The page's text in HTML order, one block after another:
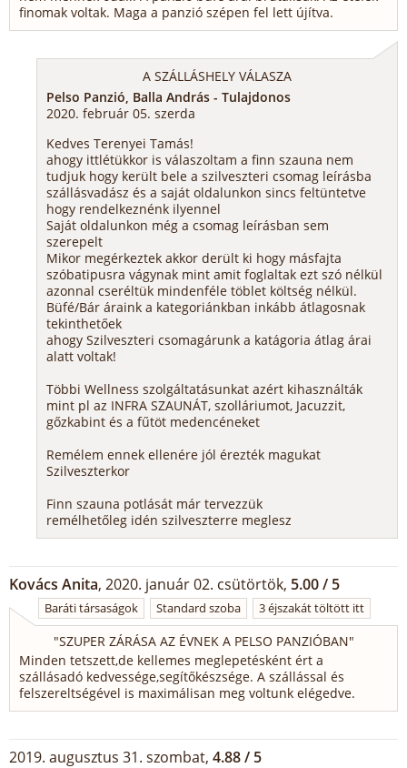
finomak voltak. Maga a panzió szépen fel lett újítva.
A SZÁLLÁSHELY VÁLASZA
Pelso Panzió, Balla András - Tulajdonos
2020. február 05. szerda
Kedves Terenyei Tamás!
ahogy ittlétükkor is válaszoltam a finn szauna nem
tudjuk hogy került bele a szilveszteri csomag leírásba
szállásvadász és a saját oldalunkon sincs feltüntetve
hogy rendelkeznénk ilyennel
Saját oldalunkon még a csomag leírásban sem
szerepelt
Mikor megérkeztek akkor derült ki hogy másfajta
szóbatipusra vágynak mint amit foglaltak ezt szó nélkül
azonnal cseréltük mindenféle töblet költség nélkül.
Büfé/Bár áraink a kategoriánkban inkább átlagosnak
tekinthetőek
ahogy Szilveszteri csomagárunk a katágoria átlag árai
alatt voltak!
Többi Wellness szolgáltatásunkat azért kihasználták
mint pl az INFRA SZAUNÁT, szolláriumot, Jacuzzit,
gőzkabint és a fűtöt medencéneket
Remélem ennek ellenére jól érezték magukat
Szilveszterkor
Finn szauna potlását már tervezzük
remélhetőleg idén szilveszterre meglesz
Kovács Anita, 2020. január 02. csütörtök, 5.00 / 5
Baráti társaságok Standard szoba 3 éjszakát töltött itt
"SZUPER ZÁRÁSA AZ ÉVNEK A PELSO PANZIÓBAN"
Minden tetszett,de kellemes meglepetésként ért a
szállásadó kedvessége,segítőkészsége. A szállással és
felszereltségével is maximálisan meg voltunk elégedve.
2019. augusztus 31. szombat, 4.88 / 5